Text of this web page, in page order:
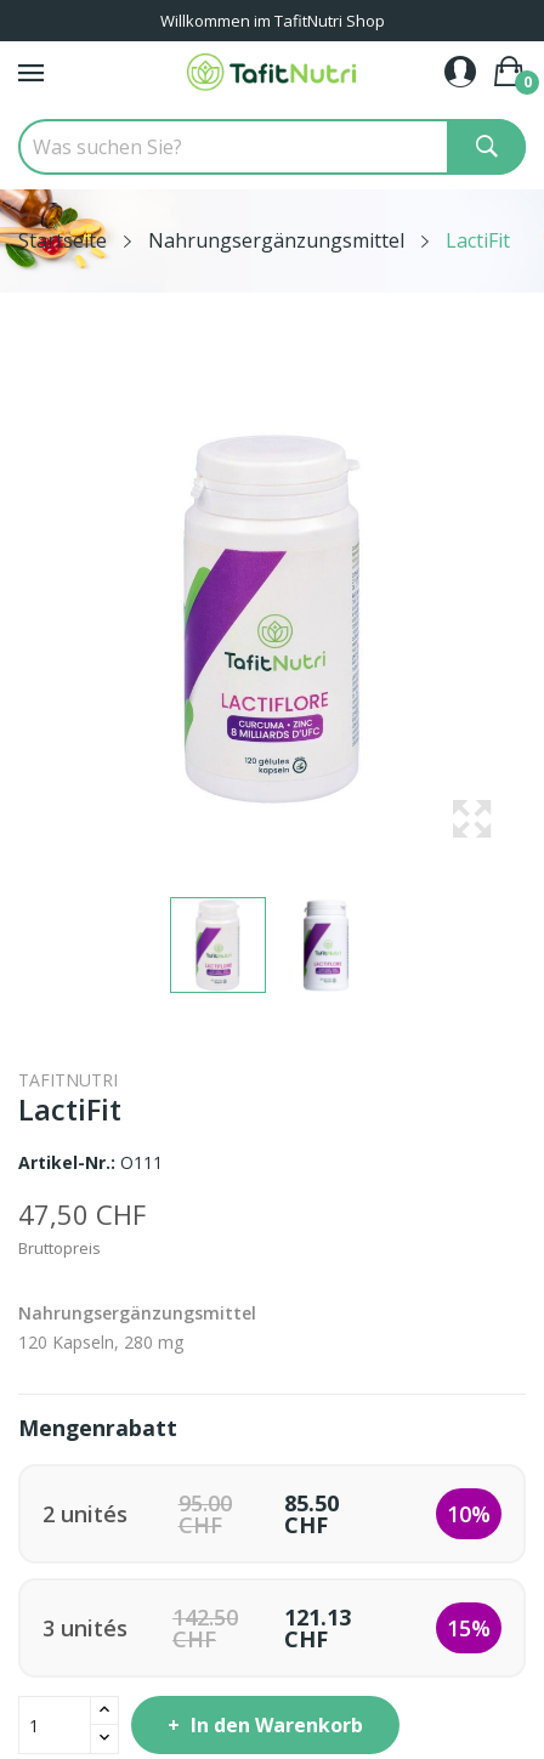
Willkommen im TafitNutri Shop
0
Startseite Nahrungsergänzungsmittel LactiFit
TAFITNUTRI
LactiFit
Artikel-Nr.: O111
47,50 CHF
Bruttopreis
Nahrungsergänzungsmittel
120 Kapseln, 280 mg
Mengenrabatt
2 unités 95.00
CHF
85.50
CHF 10%
3 unités 142.50
CHF
121.13
CHF 15%
In den Warenkorb